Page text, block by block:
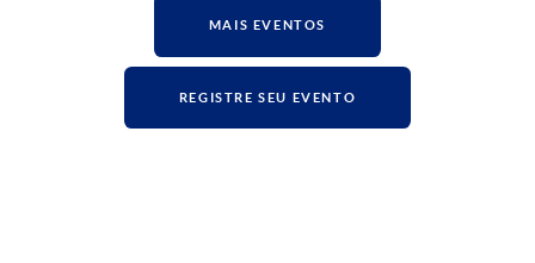
MAIS EVENTOS
REGISTRE SEU EVENTO